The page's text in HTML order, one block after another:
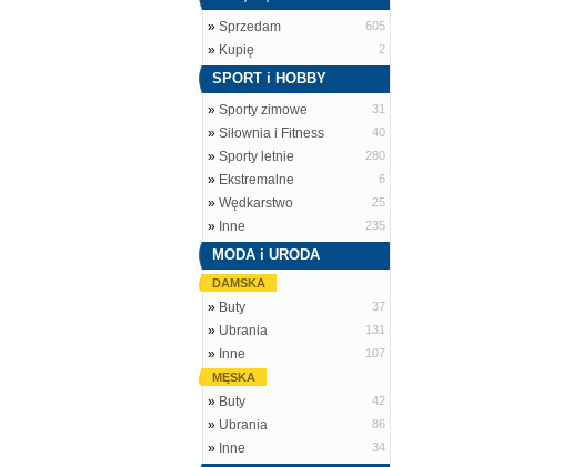
» Sprzedam 605
» Kupię 2
SPORT i HOBBY
» Sporty zimowe 31
» Siłownia i Fitness 40
» Sporty letnie 280
» Ekstremalne 6
» Wędkarstwo 25
» Inne 235
MODA i URODA
DAMSKA
» Buty 37
» Ubrania 131
» Inne
107
MĘSKA
» Buty 42
» Ubrania 86
» Inne 34